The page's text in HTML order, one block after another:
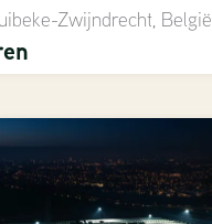
Zwijndrecht, België